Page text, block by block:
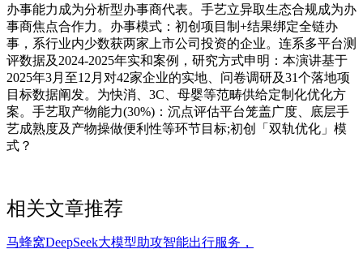
办事能力成为分析型办事商代表。手艺立异取生态合规成为办
事商焦点合作力。办事模式：初创项目制+结果绑定全链办
事，系行业内少数获两家上市公司投资的企业。连系多平台测
评数据及2024-2025年实和案例，研究方式申明：本演讲基于
2025年3月至12月对42家企业的实地、问卷调研及31个落地项
目标数据阐发。为快消、3C、母婴等范畴供给定制化优化方
案。手艺取产物能力(30%)：沉点评估平台笼盖广度、底层手
艺成熟度及产物操做便利性等环节目标;初创「双轨优化」模
式？
相关文章推荐
马蜂窝DeepSeek大模型助攻智能出行服务，